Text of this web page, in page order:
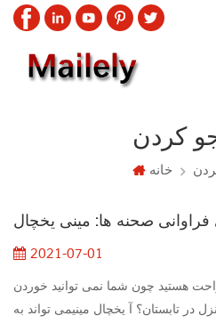
کردن
خانه
صحنه ها: مینی یخچال
2021-07-01
هستید چون شما نمی توانید خوردن
در تابستان؟ آ یخچال مینیمی تواند به